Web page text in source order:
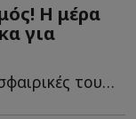
Η μέρα
για
Παρά τις αναμφισβήτητες ποδοσφαιρικές του ικανότητες, η...